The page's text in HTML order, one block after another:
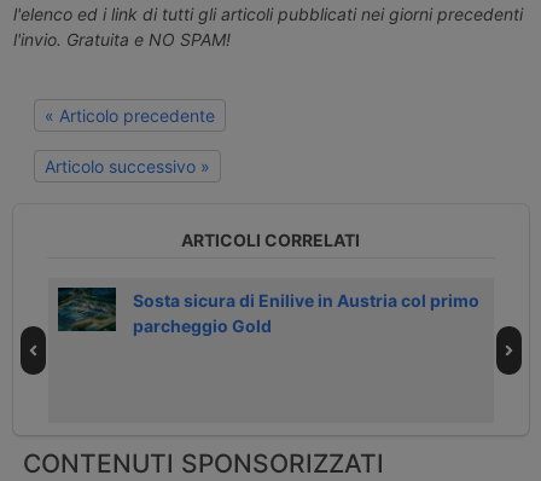
l'elenco ed i link di tutti gli articoli pubblicati nei giorni precedenti
l'invio. Gratuita e NO SPAM!
« Articolo precedente
Articolo successivo »
ARTICOLI CORRELATI
Sosta sicura di Enilive in Austria col primo
parcheggio Gold
CONTENUTI SPONSORIZZATI